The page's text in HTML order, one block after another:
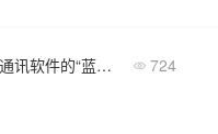
为什么说信创是即时通讯软件的“蓝海市场”？ 724